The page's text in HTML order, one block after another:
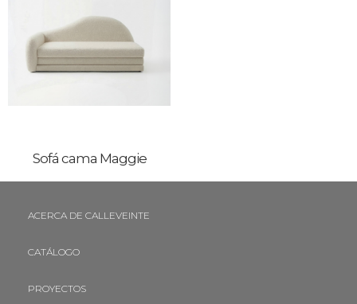
Sofá cama Maggie
ACERCA DE CALLEVEINTE
CATÁLOGO
PROYECTOS